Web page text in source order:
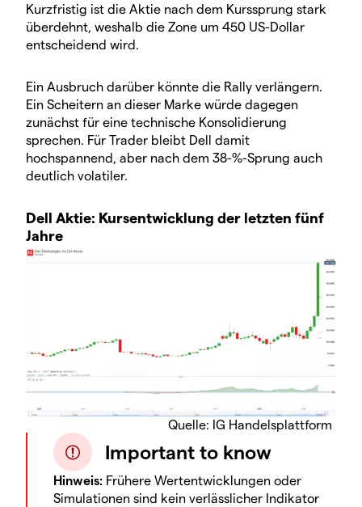
Kurzfristig ist die Aktie nach dem Kurssprung stark
überdehnt, weshalb die Zone um 450 US-Dollar
entscheidend wird.
Ein Ausbruch darüber könnte die Rally verlängern.
Ein Scheitern an dieser Marke würde dagegen
zunächst für eine technische Konsolidierung
sprechen. Für Trader bleibt Dell damit
hochspannend, aber nach dem 38-%-Sprung auch
deutlich volatiler.
Dell Aktie: Kursentwicklung der letzten fünf
Jahre
Quelle: IG Handelsplattform
Important to know
Hinweis: Frühere Wertentwicklungen oder
Simulationen sind kein verlässlicher Indikator